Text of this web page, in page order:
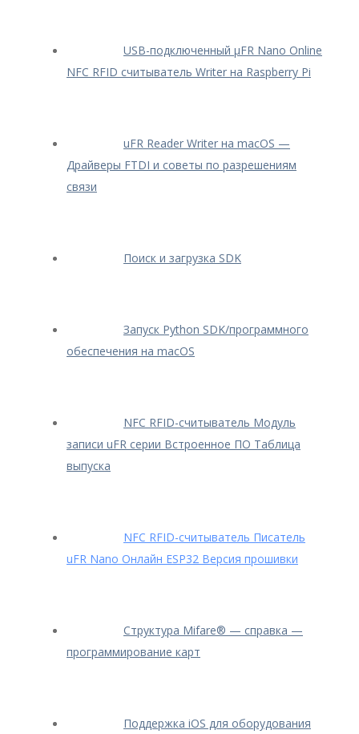
USB-подключенный μFR Nano Online
NFC RFID считыватель Writer на Raspberry Pi
uFR Reader Writer на macOS —
Драйверы FTDI и советы по разрешениям
связи
Поиск и загрузка SDK
Запуск Python SDK/программного
обеспечения на macOS
NFC RFID-считыватель Модуль
записи uFR серии Встроенное ПО Таблица
выпуска
NFC RFID-считыватель Писатель
uFR Nano Онлайн ESP32 Версия прошивки
Структура Mifare® — cправка —
программирование карт
Поддержка iOS для оборудования